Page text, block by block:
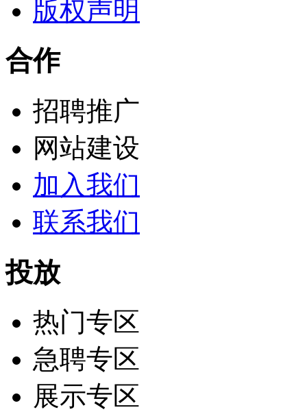
版权声明
合作
招聘推广
网站建设
加入我们
联系我们
投放
热门专区
急聘专区
展示专区